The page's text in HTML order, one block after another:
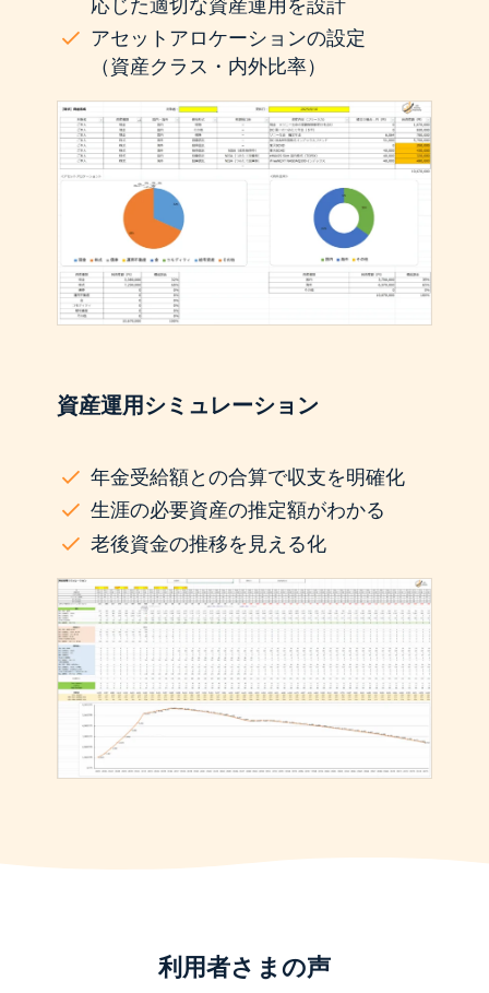
応じた適切な資産運用を設計
アセットアロケーションの設定
（資産クラス・内外比率）
資産運用シミュレーション
年金受給額との合算で収支を明確化
生涯の必要資産の推定額がわかる
老後資金の推移を見える化
利用者さまの声